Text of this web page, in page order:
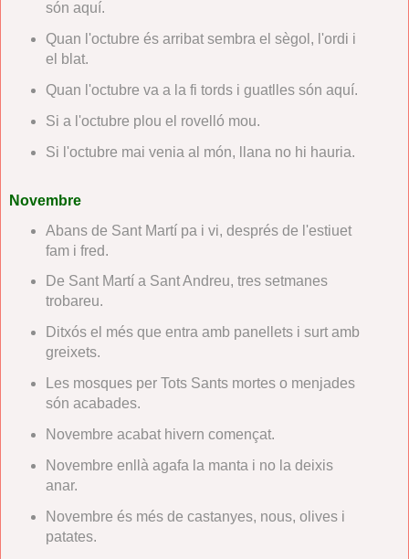
són aquí.
Quan l'octubre és arribat sembra el sègol, l'ordi i
el blat.
Quan l'octubre va a la fi tords i guatlles són aquí.
Si a l'octubre plou el rovelló mou.
Si l'octubre mai venia al món, llana no hi hauria.
Novembre
Abans de Sant Martí pa i vi, després de l'estiuet
fam i fred.
De Sant Martí a Sant Andreu, tres setmanes
trobareu.
Ditxós el més que entra amb panellets i surt amb
greixets.
Les mosques per Tots Sants mortes o menjades
són acabades.
Novembre acabat hivern començat.
Novembre enllà agafa la manta i no la deixis
anar.
Novembre és més de castanyes, nous, olives i
patates.